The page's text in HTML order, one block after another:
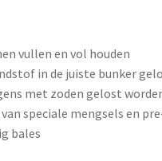
vullen en vol houden
in de juiste bunker
met zoden gelost
speciale mengsels en
bales